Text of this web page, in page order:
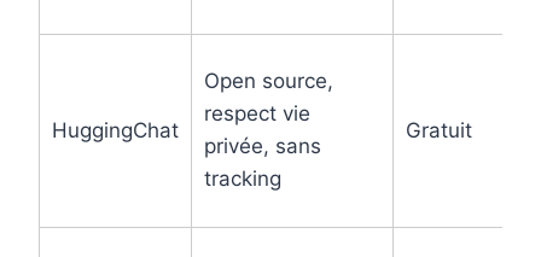
HuggingChat
Open source,
respect vie
privée, sans
tracking
Gratuit